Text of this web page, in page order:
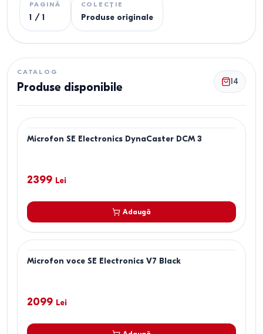
PAGINĂ
1 / 1
COLECȚIE
Produse originale
CATALOG
Produse disponibile 14
Microfon SE Electronics DynaCaster DCM 3
2399 Lei
Adaugă
Microfon voce SE Electronics V7 Black
2099 Lei